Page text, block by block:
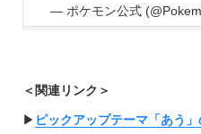
— ポケモン公式
＜関連リンク＞
▶︎ ピックアップテーマ「あう